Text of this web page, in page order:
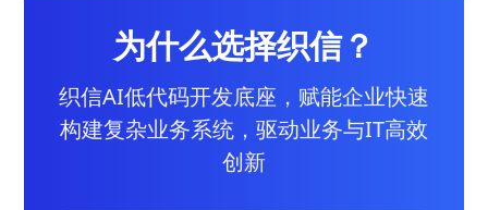
为什么选择织信？
织信AI低代码开发底座，赋能企业快速
构建复杂业务系统，驱动业务与IT高效
创新